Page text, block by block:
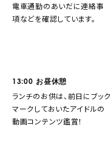
電車通勤のあいだに連絡事
項などを確認しています。
13:00 お昼休憩
ランチのお供は、前日にブック
マークしておいたアイドルの
動画コンテンツ鑑賞！